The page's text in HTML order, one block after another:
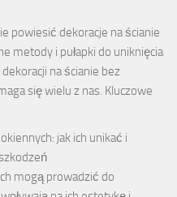
powiesić dekoracje na ścianie
metody i pułapki do uniknięcia
na ścianie bez
się wielu z nas. Kluczowe
jak ich unikać i
mogą prowadzić do